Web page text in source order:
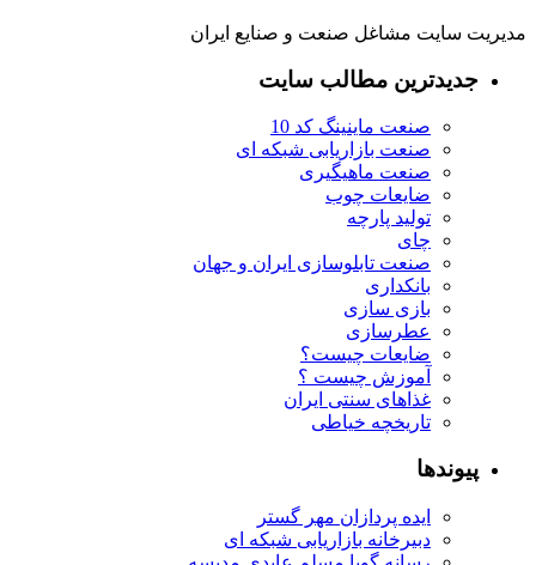
مدیریت سایت مشاغل صنعت و صنایع ایران
جدیدترین مطالب سایت
صنعت ماینینگ کد 10
صنعت بازاریابی شبکه ای
صنعت ماهیگیری
ضایعات چوب
تولید پارچه
چای
صنعت تابلوسازی ایران و جهان
بانکداری
بازی سازی
عطرسازی
ضایعات چیست؟
آموزش چیست ؟
غذاهای سنتی ایران
تاریخچه خیاطی
پیوندها
ایده پردازان مهر گستر
دبیرخانه بازاریابی شبکه ای